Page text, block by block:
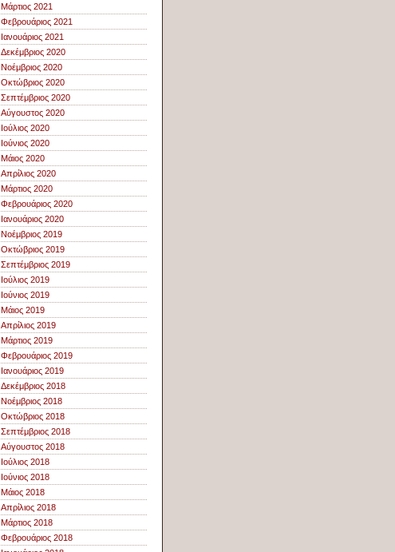
Μάρτιος 2021
Φεβρουάριος 2021
Ιανουάριος 2021
Δεκέμβριος 2020
Νοέμβριος 2020
Οκτώβριος 2020
Σεπτέμβριος 2020
Αύγουστος 2020
Ιούλιος 2020
Ιούνιος 2020
Μάιος 2020
Απρίλιος 2020
Μάρτιος 2020
Φεβρουάριος 2020
Ιανουάριος 2020
Νοέμβριος 2019
Οκτώβριος 2019
Σεπτέμβριος 2019
Ιούλιος 2019
Ιούνιος 2019
Μάιος 2019
Απρίλιος 2019
Μάρτιος 2019
Φεβρουάριος 2019
Ιανουάριος 2019
Δεκέμβριος 2018
Νοέμβριος 2018
Οκτώβριος 2018
Σεπτέμβριος 2018
Αύγουστος 2018
Ιούλιος 2018
Ιούνιος 2018
Μάιος 2018
Απρίλιος 2018
Μάρτιος 2018
Φεβρουάριος 2018